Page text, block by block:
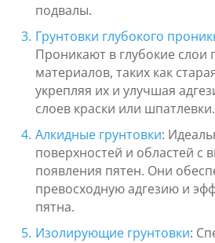
подвалы.
Грунтовки глубокого
Проникают в глубокие слои
материалов, таких как
укрепляя их и улучшая
слоев краски или шпатлевки.
Алкидные грунтовки:
поверхностей и областей с
появления пятен. Они
превосходную адгезию и
пятна.
Изолирующие грунтовки: